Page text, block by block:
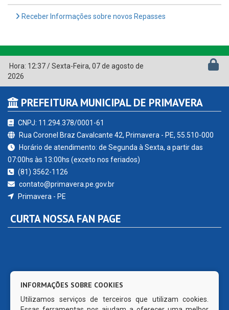
Receber Informações sobre novos Repasses
Hora: 12:37/Sexta-Feira, 07 de agosto de
2026
PREFEITURA MUNICIPAL DE PRIMAVERA
CNPJ: 11.294.378/0001-61
Rua Coronel Braz Cavalcante 42, Primavera - PE, 55.510-000
Horário de atendimento: de Segunda à Sexta, a partir das
07:00hs às 13:00hs (exceto nos feriados)
(81) 3562-1126
contato@primavera.pe.gov.br
Primavera - PE
CURTA NOSSA FAN PAGE
INFORMAÇÕES SOBRE COOKIES
Utilizamos serviços de terceiros que utilizam cookies.